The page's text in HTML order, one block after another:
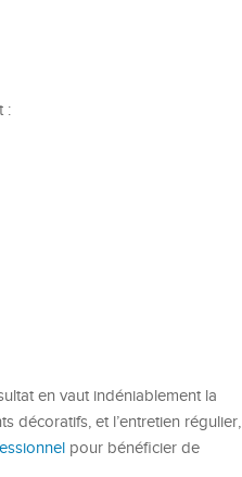
:
en vaut indéniablement la
décoratifs, et l’entretien régulier,
pour bénéficier de